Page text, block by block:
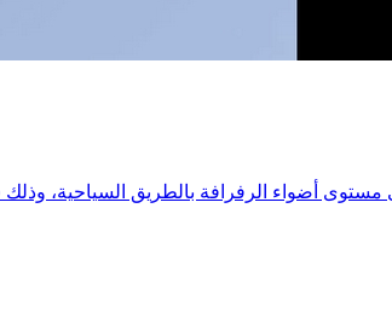
أضواء الرفرافة بالطريق السياحية،